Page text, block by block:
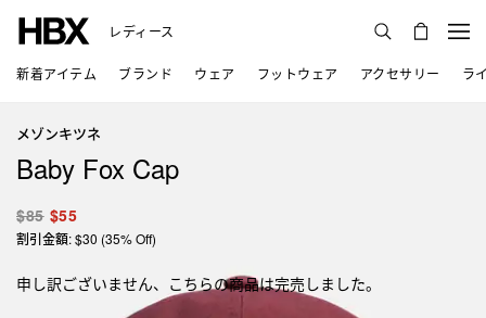
レディース
新着アイテム ブランド ウェア フットウェア アクセサリー ラ
メゾンキツネ
Baby Fox Cap
$85 $55
割引金額: $30 (35% Off)
申し訳ございません、こちらの商品は完売しました。